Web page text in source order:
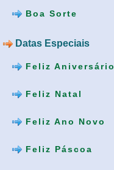
Boa Sorte
Datas Especiais
Feliz Aniversário
Feliz Natal
Feliz Ano Novo
Feliz Páscoa